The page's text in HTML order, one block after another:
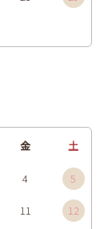
金 土
4 5
11 12